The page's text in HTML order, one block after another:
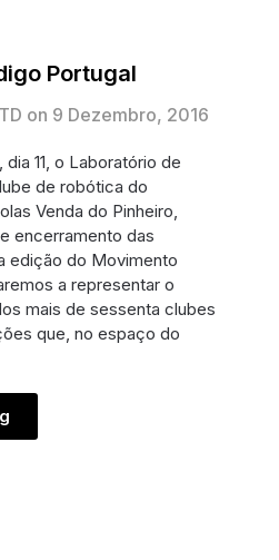
Portugal
on 9 Dezembro, 2016
11, o Laboratório de
de robótica do
Venda do Pinheiro,
encerramento das
edição do Movimento
a representar o
mais de sessenta clubes
que, no espaço do